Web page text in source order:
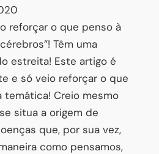
reforçar o que penso à
Têm uma
estreita! Este artigo é
e só veio reforçar o que
temática! Creio mesmo
situa a origem de
que, por sua vez,
como pensamos,